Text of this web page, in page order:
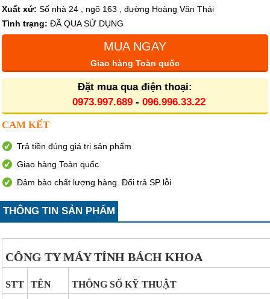
Xuất xứ: Số nhà 24 , ngõ 163 , đường Hoàng Văn Thái
Tình trạng: ĐÃ QUA SỬ DỤNG
MUA NGAY
Giao hàng Toàn quốc
Đặt mua qua điện thoại:
0973.997.689 - 096.996.33.22
CAM KẾT
Trả tiền đúng giá trị sản phẩm
Giao hàng Toàn quốc
Đảm bảo chất lượng hàng. Đổi trả SP lỗi
THÔNG TIN SẢN PHẨM
CÔNG TY MÁY TÍNH BÁCH KHOA
STT TÊN THÔNG SỐ KỸ THUẬT